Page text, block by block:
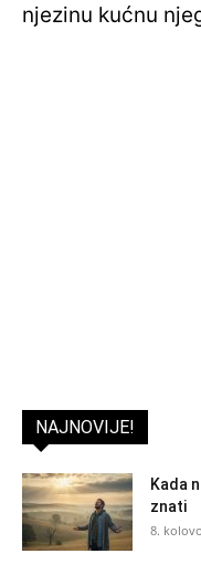
njezinu kućnu
NAJNOVIJE!
Kada
znati
8.